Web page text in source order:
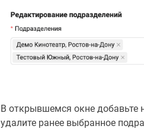
В открывшемся окне добавьте
удалите ранее выбранное